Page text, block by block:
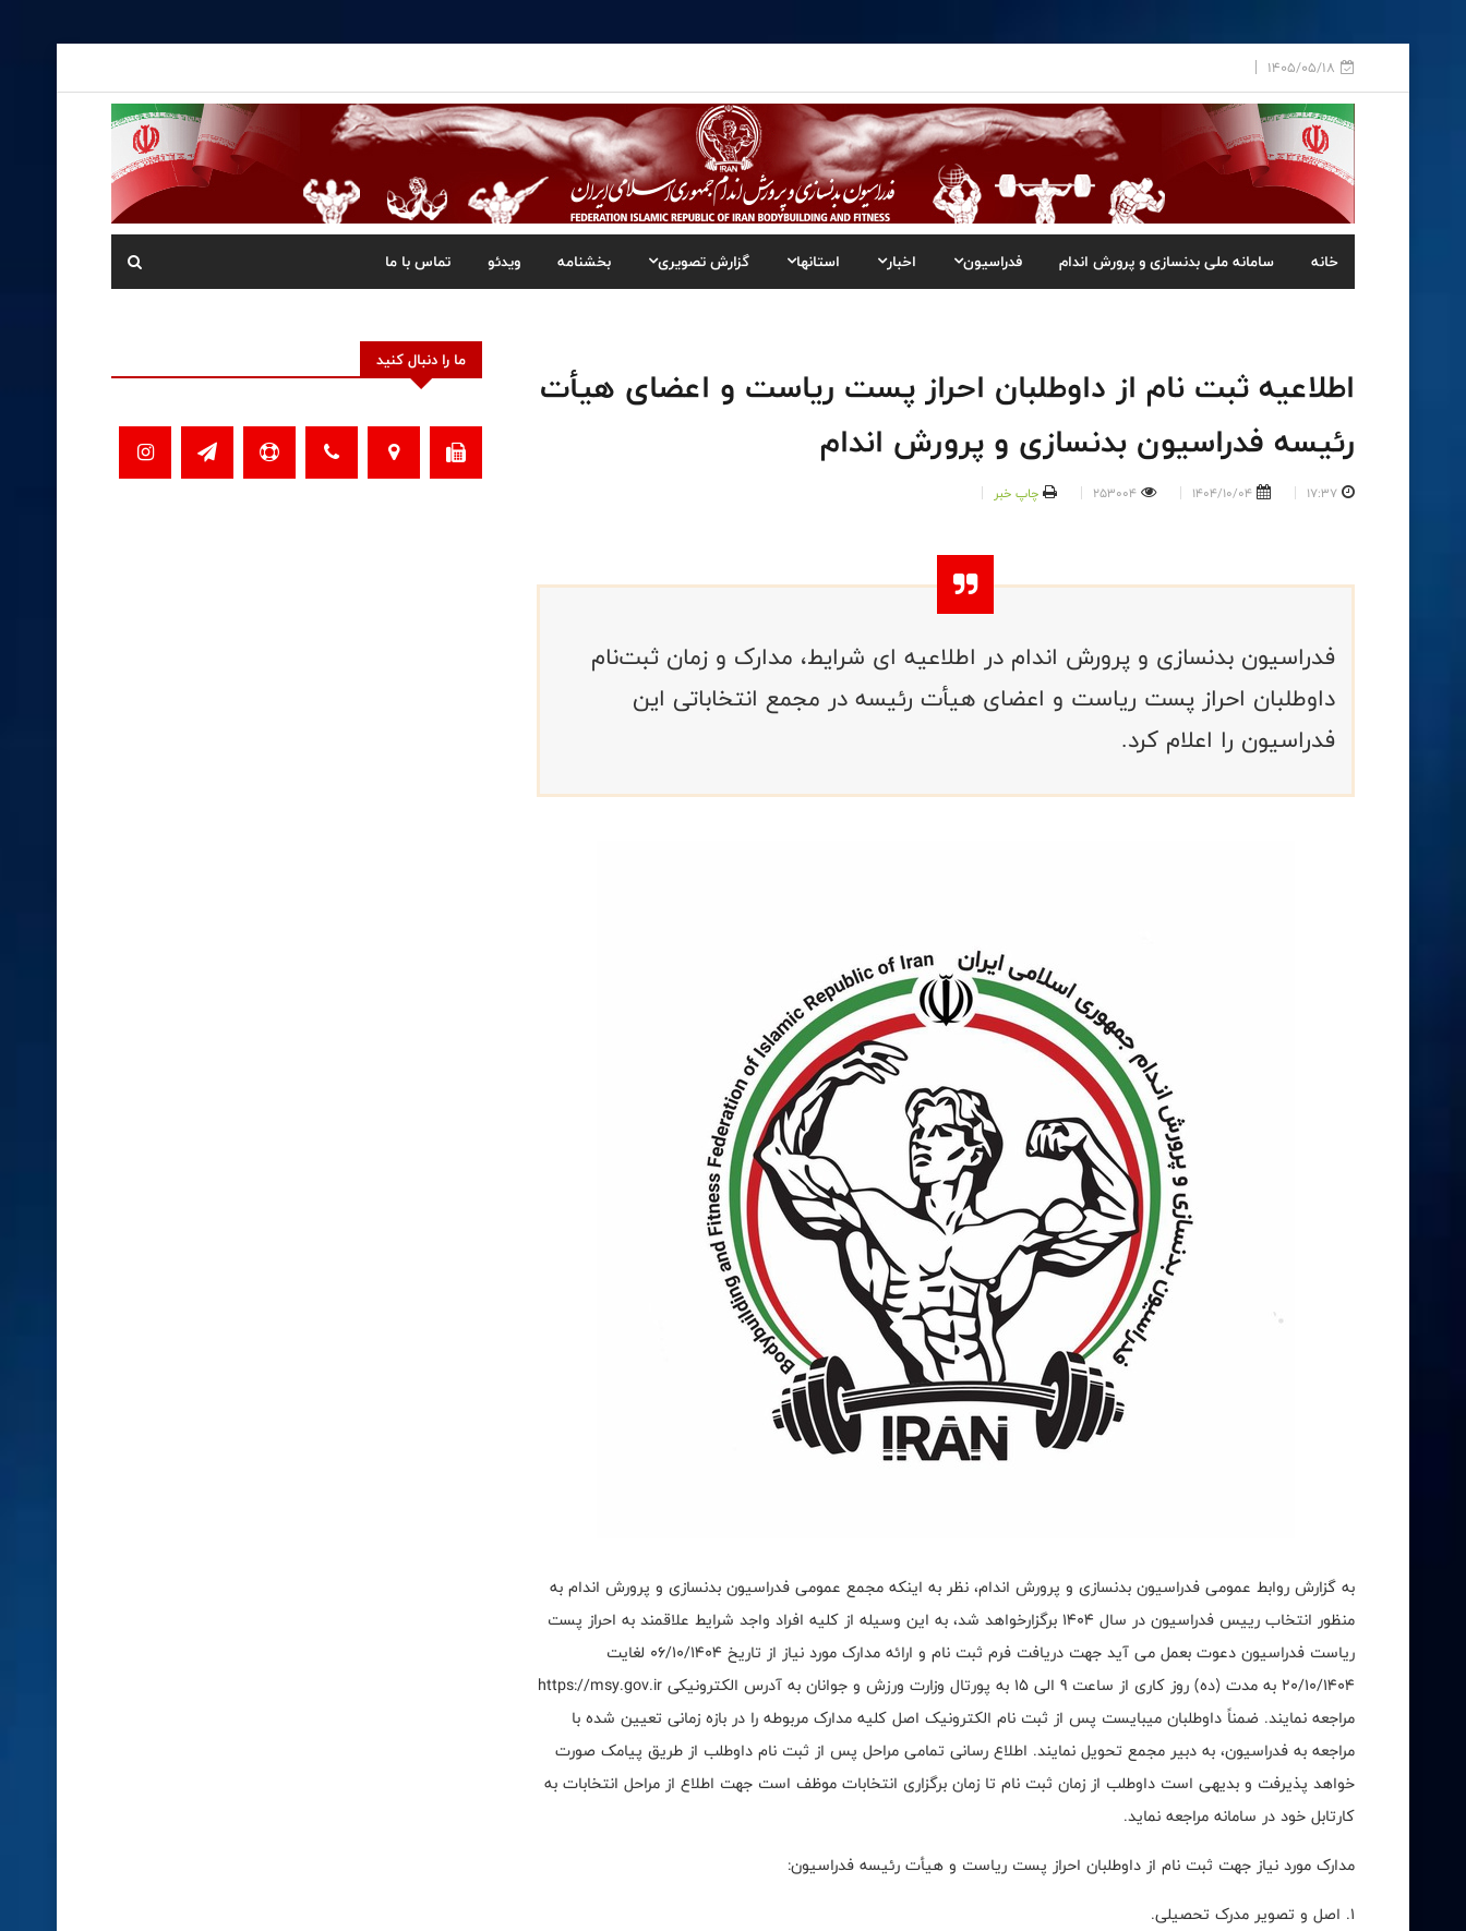
1405/05/18
خانه سامانه ملی بدنسازی و پرورش اندام فدراسیون اخبار استانها گزارش تصویری بخشنامه ویدئو تماس با ما
اطلاعیه ثبت نام از داوطلبان احراز پست ریاست و اعضای هیأت
رئیسه فدراسیون بدنسازی و پرورش اندام
17:37
1404/10/04
253004 چاپ خبر
فدراسیون بدنسازی و پرورش اندام در اطلاعیه ای شرایط، مدارک و زمان ثبت‌نام
داوطلبان احراز پست ریاست و اعضای هیأت رئیسه در مجمع انتخاباتی این
فدراسیون را اعلام کرد.
به گزارش روابط عمومی فدراسیون بدنسازی و پرورش اندام، نظر به اینکه مجمع عمومی فدراسیون بدنسازی و پرورش اندام به
منظور انتخاب رییس فدراسیون در سال 1404 برگزارخواهد شد، به این وسیله از کلیه افراد واجد شرایط علاقمند به احراز پست
ریاست فدراسیون دعوت بعمل می آید جهت دریافت فرم ثبت نام و ارائه مدارک مورد نیاز از تاریخ 06/10/1404 لغایت
20/10/1404 به مدت (ده) روز کاری از ساعت 9 الی 15 به پورتال وزارت ورزش و جوانان به آدرس الکترونیکی https://msy.gov.ir
مراجعه نمایند. ضمناً داوطلبان میبایست پس از ثبت نام الکترونیک اصل کلیه مدارک مربوطه را در بازه زمانی تعیین شده با
مراجعه به فدراسیون، به دبیر مجمع تحویل نمایند. اطلاع رسانی تمامی مراحل پس از ثبت نام داوطلب از طریق پیامک صورت
خواهد پذیرفت و بدیهی است داوطلب از زمان ثبت نام تا زمان برگزاری انتخابات موظف است جهت اطلاع از مراحل انتخابات به
کارتابل خود در سامانه مراجعه نماید.
مدارک مورد نیاز جهت ثبت نام از داوطلبان احراز پست ریاست و هیأت رئیسه فدراسیون:
1. اصل و تصویر مدرک تحصیلی.
ما را دنبال کنید